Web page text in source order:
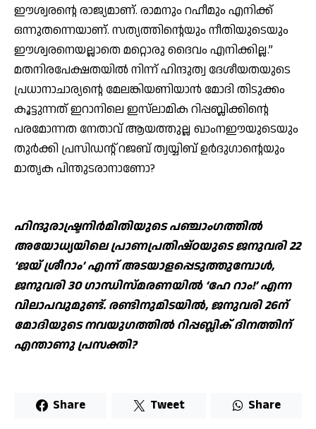
ഈശ്വരന്റെ രാജ്യമാണ്. രാമനും റഹീമും എനിക്ക്
ഒന്നുതന്നെയാണ്. സത്യത്തിന്റെയും നീതിയുടെയും
ഈശ്വരനെയല്ലാതെ മറ്റൊരു ദൈവം എനിക്കില്ല.”
മതനിരപേക്ഷതയില്‍ നിന്ന് ഹിന്ദുത്വ ദേശീയതയുടെ
പ്രധാനാചാര്യന്റെ മേലങ്കിയണിയാന്‍ മോദി തിടുക്കം
കൂട്ടുന്നത് ഇറാനിലെ ഇസ്‌ലാമിക റിപ്പബ്ലിക്കിന്റെ
പരമോന്നത നേതാവ് ആയത്തുല്ല ഖാംനഈയുടെയും
തുര്‍ക്കി പ്രസിഡന്റ് റജബ് ത്വയ്യിബ് ഉര്‍ദുഗാന്റെയും
മാതൃക പിന്തുടരാനാണോ?
ഹിന്ദുരാഷ്ട്രനിര്‍മിതിയുടെ പഞ്ചാംഗത്തില്‍
അയോധ്യയിലെ പ്രാണപ്രതിഷ്ഠയുടെ ജനുവരി 22
‘ജയ് ശ്രീറാം’ എന്ന് അടയാളപ്പെടുത്തുമ്പോള്‍,
ജനുവരി 30 ഗാന്ധിസ്മരണയില്‍ ‘ഹേ റാം!’ എന്ന
വിലാപവുമുണ്ട്. രണ്ടിനുമിടയില്‍, ജനുവരി 26ന്
മോദിയുടെ നവയുഗത്തില്‍ റിപ്പബ്ലിക് ദിനത്തിന്
എന്താണു പ്രസക്തി?
Share Tweet Share